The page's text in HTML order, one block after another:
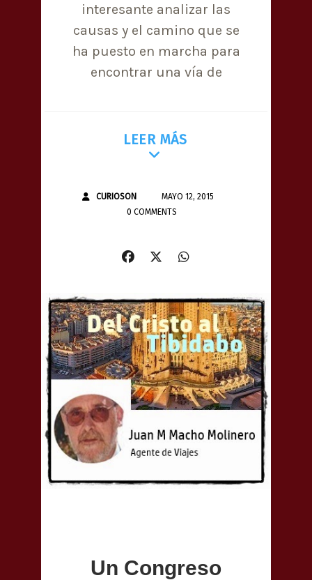
interesante analizar las
causas y el camino que se
ha puesto en marcha para
encontrar una vía de
LEER MÁS
CURIOSON
MAYO 12, 2015
0 COMMENTS
Un Congreso